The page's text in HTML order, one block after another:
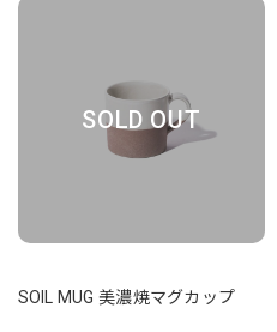
SOLD OUT
SOIL MUG 美濃焼マグカップ